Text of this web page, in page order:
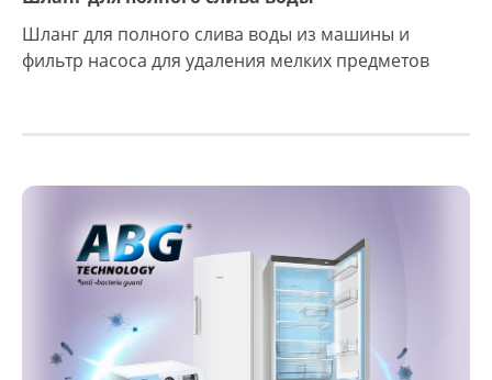
Шланг для полного слива воды из машины и
фильтр насоса для удаления мелких предметов